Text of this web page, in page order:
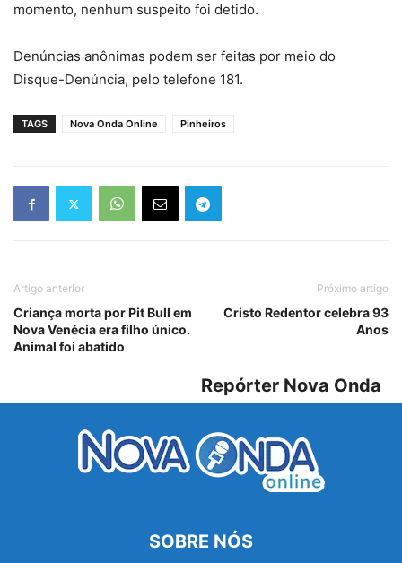
momento, nenhum suspeito foi detido.
Denúncias anônimas podem ser feitas por meio do
Disque-Denúncia, pelo telefone 181.
TAGS Nova Onda Online Pinheiros
Artigo anterior
Criança morta por Pit Bull em
Nova Venécia era filho único.
Animal foi abatido
Próximo artigo
Cristo Redentor celebra 93
Anos
Repórter Nova Onda
SOBRE NÓS